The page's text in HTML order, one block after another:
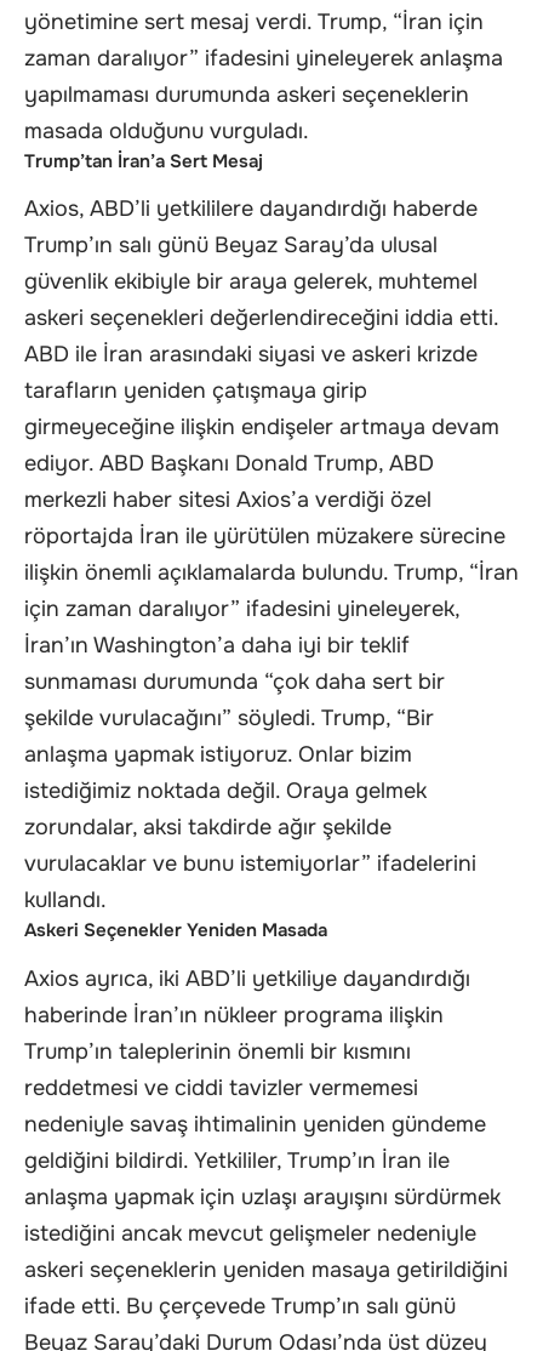
yönetimine sert mesaj verdi. Trump, “İran için
zaman daralıyor” ifadesini yineleyerek anlaşma
yapılmaması durumunda askeri seçeneklerin
masada olduğunu vurguladı.
Trump’tan İran’a Sert Mesaj
Axios, ABD’li yetkililere dayandırdığı haberde
Trump’ın salı günü Beyaz Saray’da ulusal
güvenlik ekibiyle bir araya gelerek, muhtemel
askeri seçenekleri değerlendireceğini iddia etti.
ABD ile İran arasındaki siyasi ve askeri krizde
tarafların yeniden çatışmaya girip
girmeyeceğine ilişkin endişeler artmaya devam
ediyor. ABD Başkanı Donald Trump, ABD
merkezli haber sitesi Axios’a verdiği özel
röportajda İran ile yürütülen müzakere sürecine
ilişkin önemli açıklamalarda bulundu. Trump, “İran
için zaman daralıyor” ifadesini yineleyerek,
İran’ın Washington’a daha iyi bir teklif
sunmaması durumunda “çok daha sert bir
şekilde vurulacağını” söyledi. Trump, “Bir
anlaşma yapmak istiyoruz. Onlar bizim
istediğimiz noktada değil. Oraya gelmek
zorundalar, aksi takdirde ağır şekilde
vurulacaklar ve bunu istemiyorlar” ifadelerini
kullandı.
Askeri Seçenekler Yeniden Masada
Axios ayrıca, iki ABD’li yetkiliye dayandırdığı
haberinde İran’ın nükleer programa ilişkin
Trump’ın taleplerinin önemli bir kısmını
reddetmesi ve ciddi tavizler vermemesi
nedeniyle savaş ihtimalinin yeniden gündeme
geldiğini bildirdi. Yetkililer, Trump’ın İran ile
anlaşma yapmak için uzlaşı arayışını sürdürmek
istediğini ancak mevcut gelişmeler nedeniyle
askeri seçeneklerin yeniden masaya getirildiğini
ifade etti. Bu çerçevede Trump’ın salı günü
Beyaz Saray’daki Durum Odası’nda üst düzey